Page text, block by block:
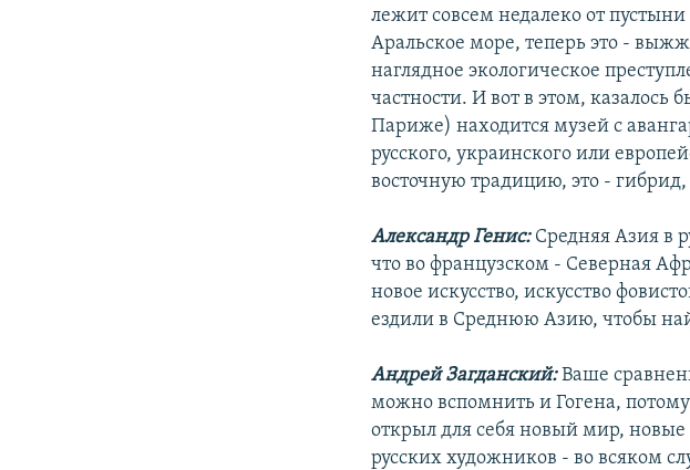
лежит совсем недалеко от
Аральское море, теперь это -
наглядное экологическое
частности. И вот в этом,
Париже) находится музей с
русского, украинского или
восточную традицию, это -
Александр Генис: Средняя Азия в
что во французском - Северная
новое искусство, искусство
ездили в Среднюю Азию, чтобы
Андрей Загданский:Ваше
можно вспомнить и Гогена,
открыл для себя новый мир,
русских художников - во всяком